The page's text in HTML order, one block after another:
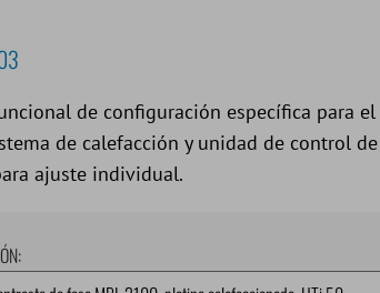
de configuración específica para
de calefacción y unidad de control de
ajuste individual.